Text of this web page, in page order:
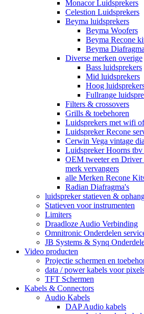
Monacor Luidsprekers
Celestion Luidsprekers
Beyma luidsprekers
Beyma Woofers
Beyma Recone
Beyma
Diverse merken overige
Bass luidsprekers
Mid luidsprekers
Hoog
Fullrange
Filters & crossovers
Grills & toebehoren
Luidsprekers met wifi
Luidspreker Recone
Cerwin Vega vintage
Luidspreker Hoorns tbv
OEM tweeter en Driver
merk vervangers
alle Merken Recone
Radian Diafragma's
luidspreker statieven &
Statieven voor instrumenten
Limiters
Draadloze Audio Verbinding
Omnitronic Onderdelen
JB Systems & Synq
Video producten
Projectie schermen en
data / power kabels voor
TFT Schermen
Kabels & Connectors
Audio Kabels
DAP Audio kabels